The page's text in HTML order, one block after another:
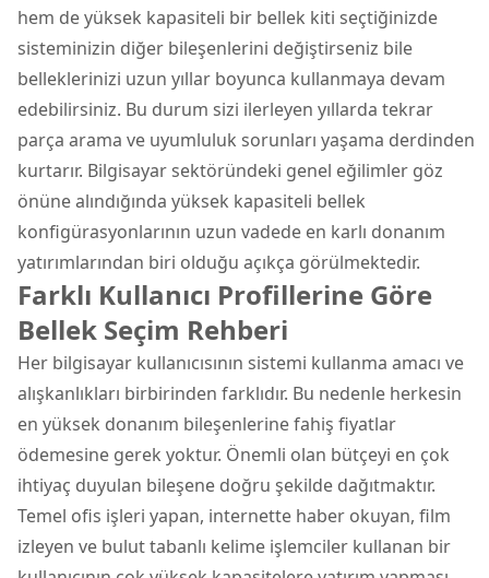
hem de yüksek kapasiteli bir bellek kiti seçtiğinizde
sisteminizin diğer bileşenlerini değiştirseniz bile
belleklerinizi uzun yıllar boyunca kullanmaya devam
edebilirsiniz. Bu durum sizi ilerleyen yıllarda tekrar
parça arama ve uyumluluk sorunları yaşama derdinden
kurtarır. Bilgisayar sektöründeki genel eğilimler göz
önüne alındığında yüksek kapasiteli bellek
konfigürasyonlarının uzun vadede en karlı donanım
yatırımlarından biri olduğu açıkça görülmektedir.
Farklı Kullanıcı Profillerine Göre
Bellek Seçim Rehberi
Her bilgisayar kullanıcısının sistemi kullanma amacı ve
alışkanlıkları birbirinden farklıdır. Bu nedenle herkesin
en yüksek donanım bileşenlerine fahiş fiyatlar
ödemesine gerek yoktur. Önemli olan bütçeyi en çok
ihtiyaç duyulan bileşene doğru şekilde dağıtmaktır.
Temel ofis işleri yapan, internette haber okuyan, film
izleyen ve bulut tabanlı kelime işlemciler kullanan bir